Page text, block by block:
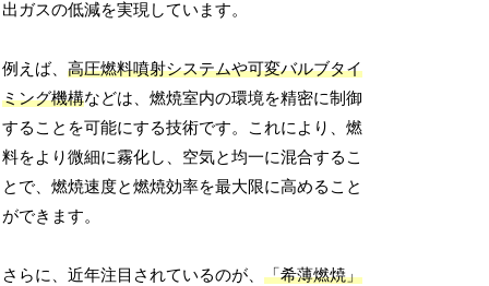
出ガスの低減を実現しています。
例えば、高圧燃料噴射システムや可変バルブタイ
ミング機構などは、燃焼室内の環境を精密に制御
することを可能にする技術です。これにより、燃
料をより微細に霧化し、空気と均一に混合するこ
とで、燃焼速度と燃焼効率を最大限に高めること
ができます。
さらに、近年注目されているのが、「希薄燃焼」